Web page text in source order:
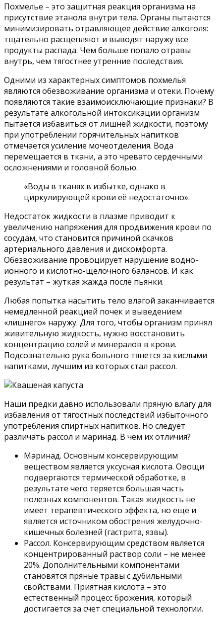
Похмелье – это защитная реакция организма на
присутствие этанола внутри тела. Органы пытаются
минимизировать отравляющее действие алкоголя:
тщательно расщепляют и выводят наружу все
продукты распада. Чем больше попало отравы
внутрь, чем тягостнее утренние последствия.
Одними из характерных симптомов похмелья
являются обезвоживание организма и отеки. Почему
появляются такие взаимоисключающие признаки? В
результате алкогольной интоксикации организм
пытается избавиться от лишней жидкости, поэтому
при употреблении горячительных напитков
отмечается усиление мочеотделения. Вода
перемещается в ткани, а это чревато сердечными
осложнениями и головной болью.
«Воды в тканях в избытке, однако в
циркулирующей крови её недостаточно».
Недостаток жидкости в плазме приводит к
увеличению напряжения для продвижения крови по
сосудам, что становится причиной скачков
артериального давления и дискомфорта.
Обезвоживание провоцирует нарушение водно-
ионного и кислотно-щелочного балансов. И как
результат – жуткая жажда после пьянки.
Любая попытка насытить тело влагой заканчивается
немедленной реакцией почек и выведением
«лишнего» наружу. Для того, чтобы организм принял
живительную жидкость, нужно восстановить
концентрацию солей и минералов в крови.
Подсознательно рука больного тянется за кислыми
напитками, лучшим из которых стал рассол.
Наши предки давно использовали пряную влагу для
избавления от тягостных последствий избыточного
употребления спиртных напитков. Но следует
различать рассол и маринад. В чем их отличия?
Маринад. Основным консервирующим
веществом является уксусная кислота. Овощи
подвергаются термической обработке, в
результате чего теряется большая часть
полезных компонентов. Такая жидкость не
имеет терапевтического эффекта, но еще и
является источником обострения желудочно-
кишечных болезней (гастрита, язвы).
Рассол. Консервирующим средством является
концентрированный раствор соли – не менее
20%. Дополнительными компонентами
становятся пряные травы с дубильными
свойствами. Приятная кислота – это
естественный процесс брожения, который
достигается за счет специальной технологии.